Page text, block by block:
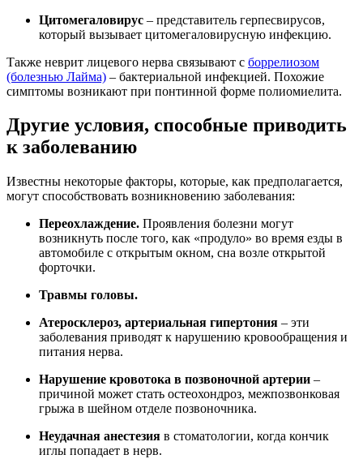
Цитомегаловирус – представитель герпесвирусов,
который вызывает цитомегаловирусную инфекцию.
Также неврит лицевого нерва связывают с боррелиозом
(болезнью Лайма) – бактериальной инфекцией. Похожие
симптомы возникают при понтинной форме полиомиелита.
Другие условия, способные приводить
к заболеванию
Известны некоторые факторы, которые, как предполагается,
могут способствовать возникновению заболевания:
Переохлаждение. Проявления болезни могут
возникнуть после того, как «продуло» во время езды в
автомобиле с открытым окном, сна возле открытой
форточки.
Травмы головы.
Атеросклероз, артериальная гипертония – эти
заболевания приводят к нарушению кровообращения и
питания нерва.
Нарушение кровотока в позвоночной артерии –
причиной может стать остеохондроз, межпозвонковая
грыжа в шейном отделе позвоночника.
Неудачная анестезия в стоматологии, когда кончик
иглы попадает в нерв.